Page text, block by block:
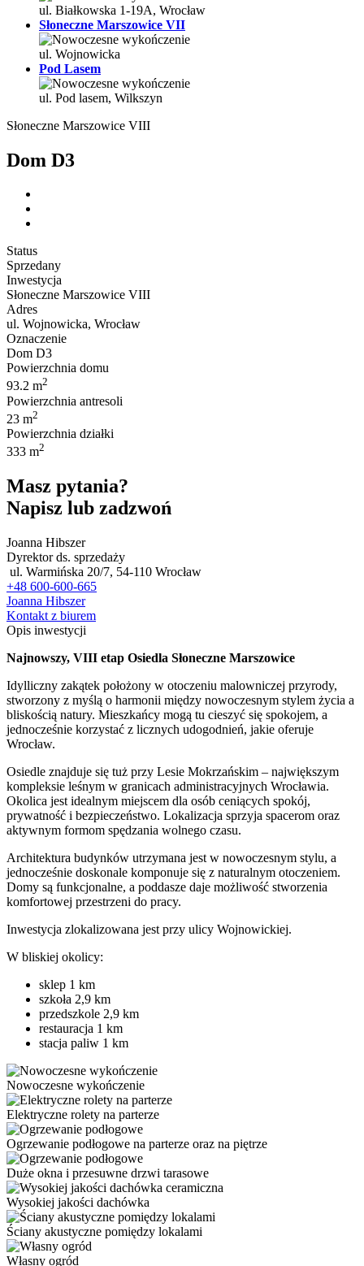
ul. Białkowska 1-19A, Wrocław
Słoneczne Marszowice VII
ul. Wojnowicka
Pod Lasem
ul. Pod lasem, Wilkszyn
Słoneczne Marszowice VIII
Dom D3
Status
Sprzedany
Inwestycja
Słoneczne Marszowice VIII
Adres
ul. Wojnowicka, Wrocław
Oznaczenie
Dom D3
Powierzchnia domu
93.2 m2
Powierzchnia antresoli
23 m2
Powierzchnia działki
333 m2
Masz pytania?
Napisz lub zadzwoń
Joanna Hibszer
Dyrektor ds. sprzedaży
ul. Warmińska 20/7, 54-110 Wrocław
+48 600-600-665
Joanna Hibszer
Kontakt z biurem
Opis inwestycji
Najnowszy, VIII etap Osiedla Słoneczne Marszowice
Idylliczny zakątek położony w otoczeniu malowniczej przyrody,
stworzony z myślą o harmonii między nowoczesnym stylem życia a
bliskością natury. Mieszkańcy mogą tu cieszyć się spokojem, a
jednocześnie korzystać z licznych udogodnień, jakie oferuje
Wrocław.
Osiedle znajduje się tuż przy Lesie Mokrzańskim – największym
kompleksie leśnym w granicach administracyjnych Wrocławia.
Okolica jest idealnym miejscem dla osób ceniących spokój,
prywatność i bezpieczeństwo. Lokalizacja sprzyja spacerom oraz
aktywnym formom spędzania wolnego czasu.
Architektura budynków utrzymana jest w nowoczesnym stylu, a
jednocześnie doskonale komponuje się z naturalnym otoczeniem.
Domy są funkcjonalne, a poddasze daje możliwość stworzenia
komfortowej przestrzeni do pracy.
Inwestycja zlokalizowana jest przy ulicy Wojnowickiej.
W bliskiej okolicy:
sklep 1 km
szkoła 2,9 km
przedszkole 2,9 km
restauracja 1 km
stacja paliw 1 km
Nowoczesne wykończenie
Elektryczne rolety na parterze
Ogrzewanie podłogowe na parterze oraz na piętrze
Duże okna i przesuwne drzwi tarasowe
Wysokiej jakości dachówka
Ściany akustyczne pomiędzy lokalami
Własny ogród